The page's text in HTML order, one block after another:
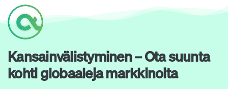
Kansainvälistyminen – Ota suunta
kohti globaaleja markkinoita